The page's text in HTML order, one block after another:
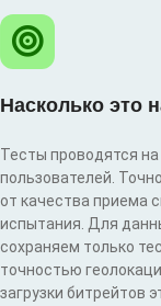
Насколько это
Тесты проводятся
пользователей.
от качества приема
испытания. Для
сохраняем только
точностью
загрузки битрейтов